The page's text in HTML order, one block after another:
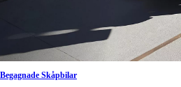
Begagnade Skåpbilar